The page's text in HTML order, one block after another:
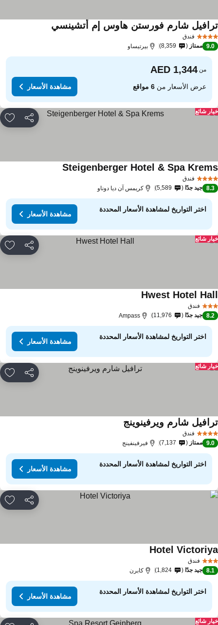
فندق
شارم فورستن هاوس إم أتشينسيمشاهدة الأسعار
9.0 ممتاز 8,359 بيرتيساو
من
عرض الأسعار من6 مواقع مشاهدة الأسعار
مشاركة
شائع
فندق
Steigenberger Hotel & Spaمشاهدة الأسعار
8.3 جيد جدًا 5,589 كريمس آن ديا دوناو
اختر التواريخ لمشاهدة الأسعار المحددة
مشاهدة الأسعار
مشاركة
شائع
فندق
Hwest Hotelمشاهدة الأسعار
8.2 جيد جدًا 11,976
Ampass
اختر التواريخ لمشاهدة الأسعار المحددة
مشاهدة الأسعار
مشاركة
شائع
فندق
شارم ويرفينوينجمشاهدة الأسعار
9.0 ممتاز 7,137 فيرفينفينج
اختر التواريخ لمشاهدة الأسعار المحددة
مشاهدة الأسعار
مشاركة
فندق
Hotelمشاهدة الأسعار
8.1 جيد جدًا 1,824 كابرن
اختر التواريخ لمشاهدة الأسعار المحددة
مشاهدة الأسعار
شائع